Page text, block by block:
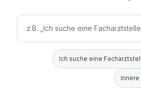
Ich suche eine
Innere